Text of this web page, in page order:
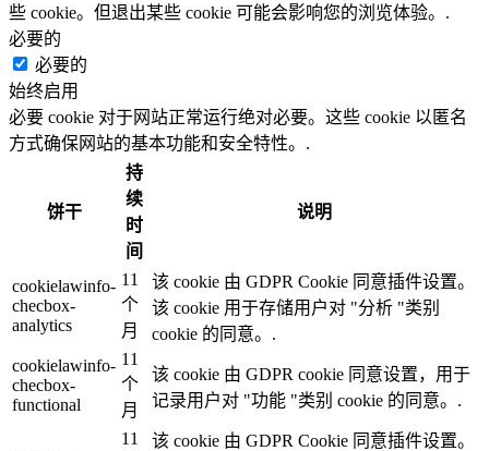
些 cookie。但退出某些 cookie 可能会影响您的浏览体验。.
必要的
必要的
始终启用
必要 cookie 对于网站正常运行绝对必要。这些 cookie 以匿名
方式确保网站的基本功能和安全特性。.
饼干
持
续
时
间
说明
cookielawinfo-
checbox-
analytics
11
个
月
该 cookie 由 GDPR Cookie 同意插件设置。
该 cookie 用于存储用户对 "分析 "类别
cookie 的同意。.
cookielawinfo-
checbox-
functional
11
个
月
该 cookie 由 GDPR cookie 同意设置，用于
记录用户对 "功能 "类别 cookie 的同意。.
11
该 cookie 由 GDPR Cookie 同意插件设置。